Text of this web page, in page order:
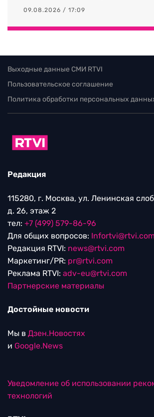
09.08.2026 / 17:09
Выходные данные СМИ RTVI
Пользовательское соглашение
Политика обработки персональных
Редакция
115280, г. Москва, ул. Ленинская
д. 26, этаж 2
тел: +7 (499) 579-86-96
Для общих вопросов:
Редакция RTVI: news@rtvi.com
Маркетинг/PR: pr@rtvi.com
Реклама RTVI: adv-eu@rtvi.com
Партнерские материалы
Достойные новости
Мы в Дзен.Новостях
и Google.News
Уведомление об использовании
технологий